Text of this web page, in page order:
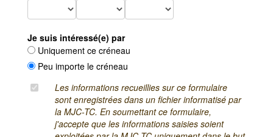
Je suis intéressé(e) par
Uniquement ce créneau
Peu importe le créneau
Les informations recueillies sur ce formulaire
sont enregistrées dans un fichier informatisé par
la MJC-TC. En soumettant ce formulaire,
j'accepte que les informations saisies soient